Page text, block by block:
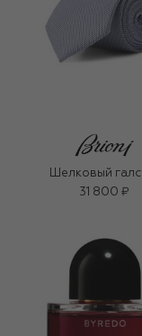
Шелковый
31 800 ₽